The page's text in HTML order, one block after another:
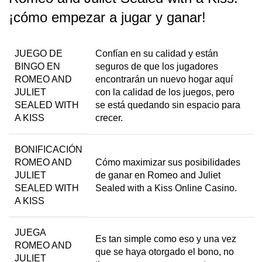
¡cómo empezar a jugar y ganar!
JUEGO DE
BINGO EN
ROMEO AND
JULIET
SEALED WITH
A KISS
Confían en su calidad y están
seguros de que los jugadores
encontrarán un nuevo hogar aquí
con la calidad de los juegos, pero
se está quedando sin espacio para
crecer.
BONIFICACIÓN
ROMEO AND
JULIET
SEALED WITH
A KISS
Cómo maximizar sus posibilidades
de ganar en Romeo and Juliet
Sealed with a Kiss Online Casino.
JUEGA
ROMEO AND
JULIET
Es tan simple como eso y una vez
que se haya otorgado el bono, no